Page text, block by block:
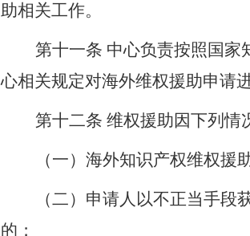
助相关工作。
第十一条 中心负责按照 国家
心相关规定对海外维权援助申请
第十二条 维权援助因下列情
（一）海外知识产权维权援
（二）申请人以不正当手段
的；